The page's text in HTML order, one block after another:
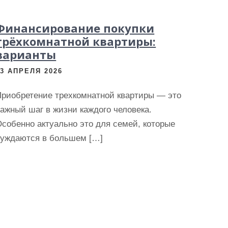
покупки
квартиры:
АПРЕЛЯ 2026
трехкомнатной квартиры — это
шаг в жизни каждого человека.
актуально это для семей, которые
в большем […]